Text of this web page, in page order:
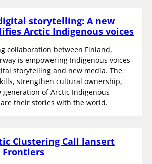
storytelling: A new
Arctic Indigenous voices
collaboration between Finland,
is empowering Indigenous voices
storytelling and new media. The
strengthen cultural ownership,
of Arctic Indigenous
their stories with the world.
Clustering Call lansert
Frontiers